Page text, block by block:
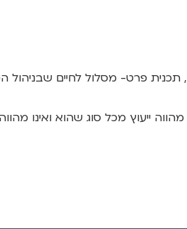
תכנית פרט- מסלול לחיים שבניהול
ייעוץ מכל סוג שהוא ואינו